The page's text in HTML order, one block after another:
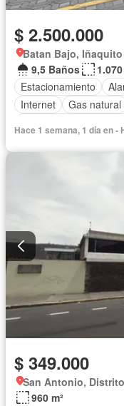
$ 2.500.000
Batan Bajo, Iñaquito
9,5 Baños
Estacionamiento
Internet
Gas natural
Hace 1 semana, 1 día en -
$ 349.000
San Antonio,
960 m²